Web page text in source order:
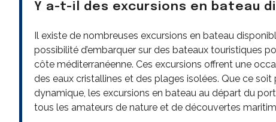
Y a-t-il des excursions en bateau
Il existe de nombreuses excursions en bateau
possibilité d’embarquer sur des bateaux touristiques
côte méditerranéenne. Ces excursions offrent une
des eaux cristallines et des plages isolées. Que ce
dynamique, les excursions en bateau au départ du
tous les amateurs de nature et de découvertes